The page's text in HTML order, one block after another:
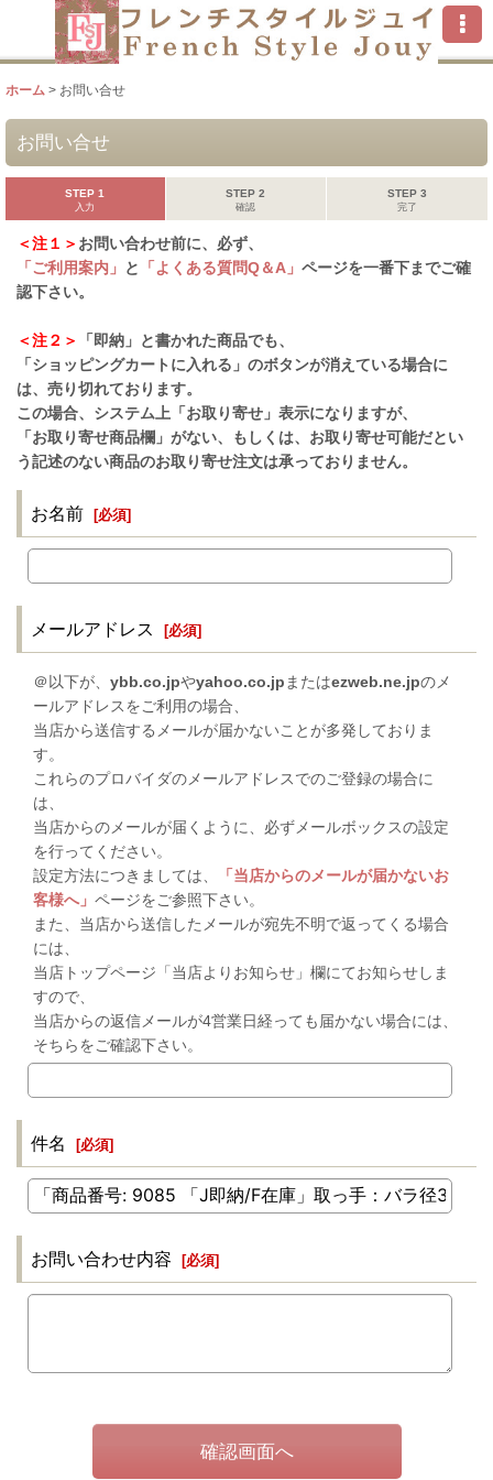
ホーム > お問い合せ
お問い合せ
STEP 1
入力
STEP 2
確認
STEP 3
完了
＜注１＞ お問い合わせ前に、必ず、
「ご利用案内」 と 「よくある質問Q＆A」 ページを一番下までご確
認下さい。
＜注２＞
「即納」と書かれた商品でも、
「ショッピングカートに入れる」のボタンが消えている場合に
は、売り切れております。
この場合、システム上「お取り寄せ」表示になりますが、
「お取り寄せ商品欄」がない、もしくは、お取り寄せ可能だとい
う記述のない商品のお取り寄せ注文は承っておりません。
お名前 [必須]
メールアドレス [必須]
＠以下が、 ybb.co.jpやyahoo.co.jp またはezweb.ne.jpのメ
ールアドレスをご利用の場合、
当店から送信するメールが届かないことが多発しておりま
す。
これらのプロバイダのメールアドレスでのご登録の場合に
は、
当店からのメールが届くように、必ずメールボックスの設定
を行ってください。
設定方法につきましては、
「当店からのメールが届かないお
客様へ」 ページをご参照下さい。
また、当店から送信したメールが宛先不明で返ってくる場合
には、
当店トップページ「当店よりお知らせ」欄にてお知らせしま
すので、
当店からの返信メールが4営業日経っても届かない場合には、
そちらをご確認下さい。
件名 [必須]
お問い合わせ内容 [必須]
確認画面へ